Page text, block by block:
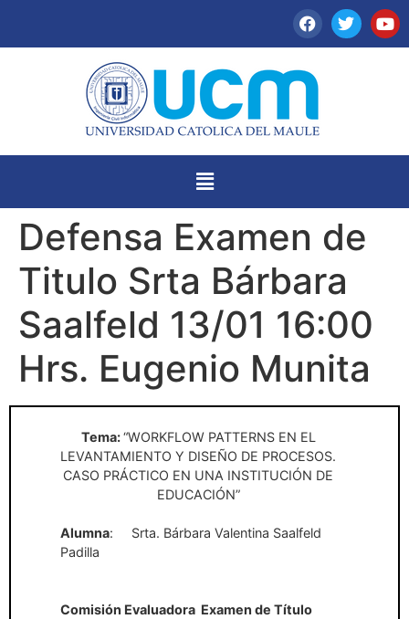
Defensa Examen de
Titulo Srta Bárbara
Saalfeld 13/01 16:00
Hrs. Eugenio Munita
Tema:“WORKFLOW PATTERNS EN EL
LEVANTAMIENTO Y DISEÑO DE PROCESOS.
CASO PRÁCTICO EN UNA INSTITUCIÓN DE
EDUCACIÓN”
Alumna:
Srta. Bárbara Valentina Saalfeld
Padilla
Comisión Evaluadora Examen de Título